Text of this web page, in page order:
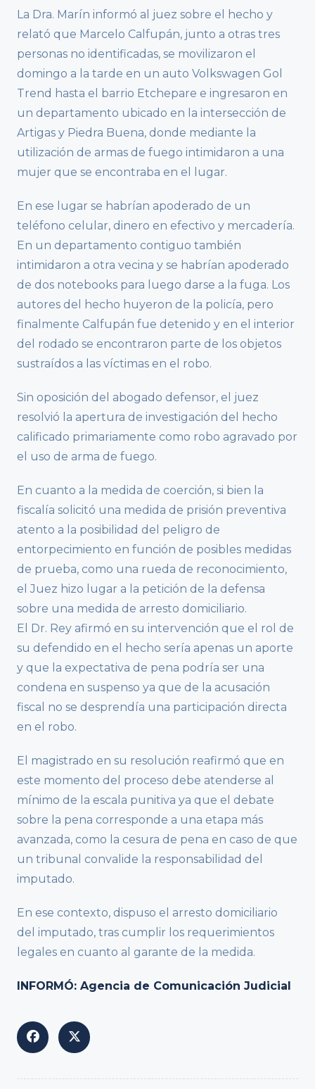
La Dra. Marín informó al juez sobre el hecho y
relató que Marcelo Calfupán, junto a otras tres
personas no identificadas, se movilizaron el
domingo a la tarde en un auto Volkswagen Gol
Trend hasta el barrio Etchepare e ingresaron en
un departamento ubicado en la intersección de
Artigas y Piedra Buena, donde mediante la
utilización de armas de fuego intimidaron a una
mujer que se encontraba en el lugar.
En ese lugar se habrían apoderado de un
teléfono celular, dinero en efectivo y mercadería.
En un departamento contiguo también
intimidaron a otra vecina y se habrían apoderado
de dos notebooks para luego darse a la fuga. Los
autores del hecho huyeron de la policía, pero
finalmente Calfupán fue detenido y en el interior
del rodado se encontraron parte de los objetos
sustraídos a las víctimas en el robo.
Sin oposición del abogado defensor, el juez
resolvió la apertura de investigación del hecho
calificado primariamente como robo agravado por
el uso de arma de fuego.
En cuanto a la medida de coerción, si bien la
fiscalía solicitó una medida de prisión preventiva
atento a la posibilidad del peligro de
entorpecimiento en función de posibles medidas
de prueba, como una rueda de reconocimiento,
el Juez hizo lugar a la petición de la defensa
sobre una medida de arresto domiciliario.
El Dr. Rey afirmó en su intervención que el rol de
su defendido en el hecho sería apenas un aporte
y que la expectativa de pena podría ser una
condena en suspenso ya que de la acusación
fiscal no se desprendía una participación directa
en el robo.
El magistrado en su resolución reafirmó que en
este momento del proceso debe atenderse al
mínimo de la escala punitiva ya que el debate
sobre la pena corresponde a una etapa más
avanzada, como la cesura de pena en caso de que
un tribunal convalide la responsabilidad del
imputado.
En ese contexto, dispuso el arresto domiciliario
del imputado, tras cumplir los requerimientos
legales en cuanto al garante de la medida.
INFORMÓ: Agencia de Comunicación Judicial